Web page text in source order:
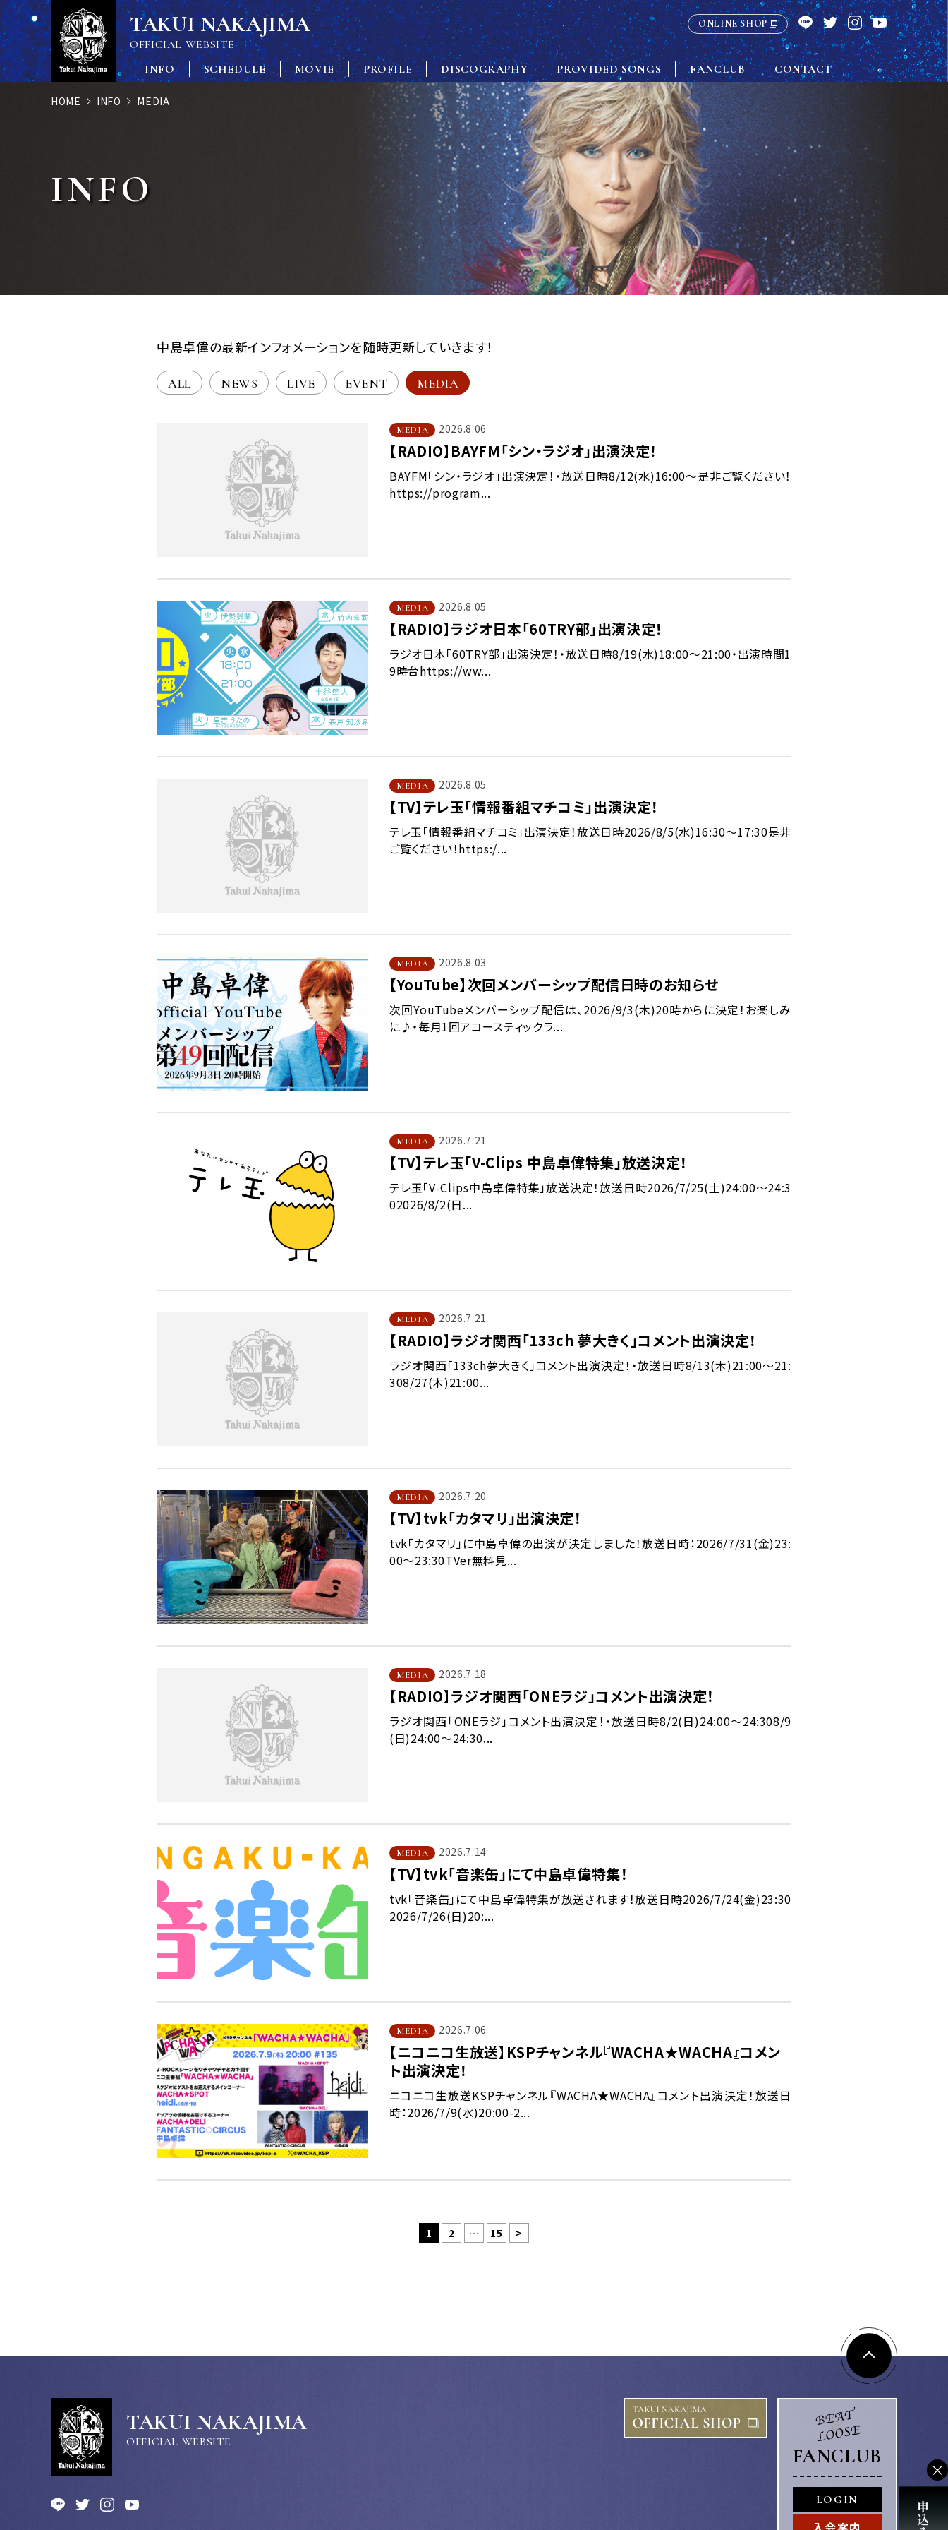
TAKUI NAKAJIMA
OFFICIAL WEBSITE
ONLINE SHOP
INFO SCHEDULE MOVIE PROFILE DISCOGRAPHY PROVIDED SONGS FANCLUB CONTACT
HOME INFO MEDIA
INFO
中島卓偉の最新インフォメーションを随時更新していきます！
ALL NEWS LIVE EVENT MEDIA
MEDIA 2026.8.06
【RADIO】BAYFM「シン・ラジオ」出演決定！
BAYFM「シン・ラジオ」出演決定！・放送日時8/12(水)16:00～是非ご覧ください！
https://program...
MEDIA 2026.8.05
【RADIO】ラジオ日本「60TRY部」出演決定！
ラジオ日本「60TRY部」出演決定！・放送日時8/19(水)18:00～21:00・出演時間1
9時台https://ww...
MEDIA 2026.8.05
【TV】テレ玉「情報番組マチコミ」出演決定！
テレ玉「情報番組マチコミ」出演決定！放送日時2026/8/5(水)16:30〜17:30是非
ご覧ください！https:/...
MEDIA 2026.8.03
【YouTube】次回メンバーシップ配信日時のお知らせ
次回YouTubeメンバーシップ配信は、2026/9/3(木)20時からに決定！お楽しみ
に♪・毎月1回アコースティックラ...
MEDIA 2026.7.21
【TV】テレ玉「V-Clips 中島卓偉特集」放送決定！
テレ玉「V-Clips中島卓偉特集」放送決定！放送日時2026/7/25(土)24:00〜24:3
02026/8/2(日...
MEDIA 2026.7.21
【RADIO】ラジオ関西「133ch 夢大きく」コメント出演決定！
ラジオ関西「133ch夢大きく」コメント出演決定！・放送日時8/13(木)21:00～21:
308/27(木)21:00...
MEDIA 2026.7.20
【TV】tvk「カタマリ」出演決定！
tvk「カタマリ」に中島卓偉の出演が決定しました！放送日時：2026/7/31(金)23:
00〜23:30TVer無料見...
MEDIA 2026.7.18
【RADIO】ラジオ関西「ONEラジ」コメント出演決定！
ラジオ関西「ONEラジ」コメント出演決定！・放送日時8/2(日)24:00～24:308/9
(日)24:00～24:30...
MEDIA 2026.7.14
【TV】tvk「音楽缶」にて中島卓偉特集！
tvk「音楽缶」にて中島卓偉特集が放送されます！放送日時2026/7/24(金)23:30
2026/7/26(日)20:...
MEDIA 2026.7.06
【ニコニコ生放送】KSPチャンネル『WACHA★WACHA』コメン
ト出演決定！
ニコニコ生放送KSPチャンネル『WACHA★WACHA』コメント出演決定！放送日
時：2026/7/9(水)20:00-2...
1 2 … 15 >
×
TAKUI NAKAJIMA
OFFICIAL WEBSITE
FANCLUB
LOGIN